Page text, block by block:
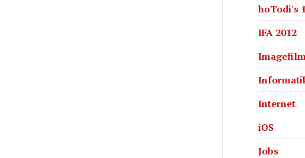
hoTodi's
IFA 2012
Internet
iOS
Jobs